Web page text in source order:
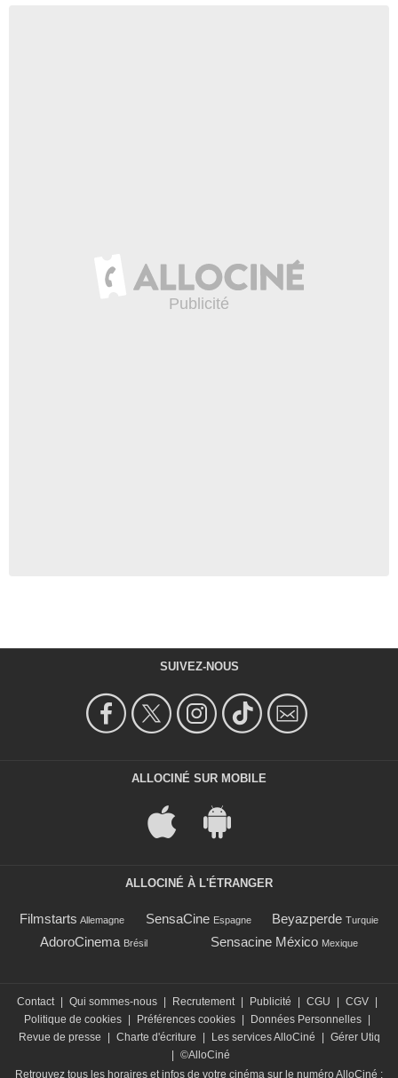
SUIVEZ-NOUS
ALLOCINÉ SUR MOBILE
ALLOCINÉ À L'ÉTRANGER
Filmstarts Allemagne SensaCine Espagne Beyazperde Turquie
AdoroCinema Brésil Sensacine México Mexique
Contact Qui sommes-nous Recrutement Publicité CGU CGV
Politique de cookies
Préférences cookies Données Personnelles
Revue de presse
Charte d'écriture Les services AlloCiné
Gérer Utiq
©AlloCiné
Retrouvez tous les horaires et infos de votre cinéma sur le numéro AlloCiné :